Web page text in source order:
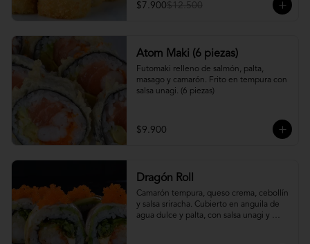
$7.900$12.500
Atom Maki (6 piezas)
Futomaki relleno de salmón, palta,
masago y camarón. Frito en tempura con
salsa unagi. (6 piezas)
$9.900
Dragón Roll
Camarón tempura, queso crema, cebollín
y salsa sriracha. Cubierto en anguila de
agua dulce y palta, con salsa unagi y